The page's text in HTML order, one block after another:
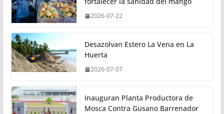
2026-07-22
Desazolvan Estero La Vena en La
Huerta
2026-07-07
Inauguran Planta Productora de
Mosca Contra Gusano Barrenador